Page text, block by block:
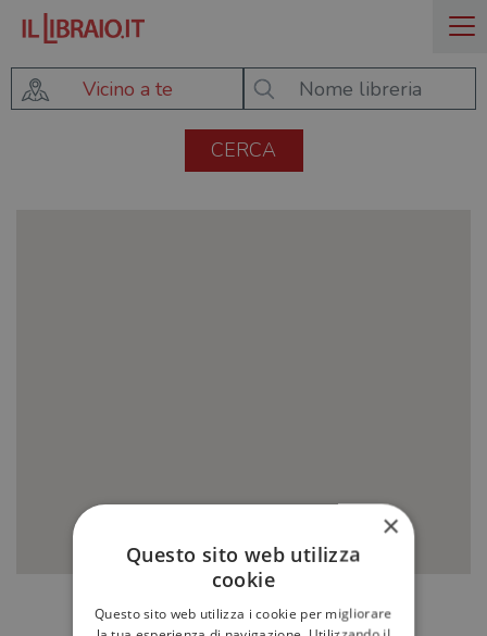
Vicino a te
×
Questo sito web utilizza
cookie
Questo sito web utilizza i cookie per migliorare